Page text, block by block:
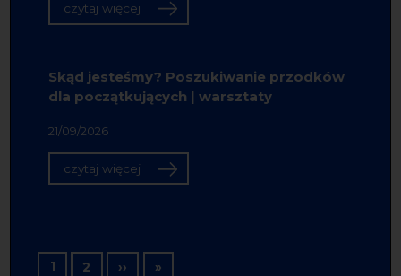
czytaj więcej
Skąd jesteśmy? Poszukiwanie przodków
dla początkujących | warsztaty
21/09/2026
czytaj więcej
Stronicowanie
1 2 ›› Następna strona
»Ostatnia strona